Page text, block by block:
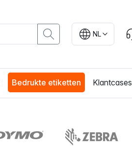
NL
Bedrukte etiketten Klantcases